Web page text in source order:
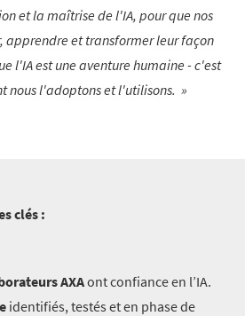
et la maîtrise de l'IA, pour que nos
apprendre et transformer leur façon
l'IA est une aventure humaine - c'est
nous l'adoptons et l'utilisons.
clés :
AXAont confiance en l’IA.
identifiés, testés et en phase de